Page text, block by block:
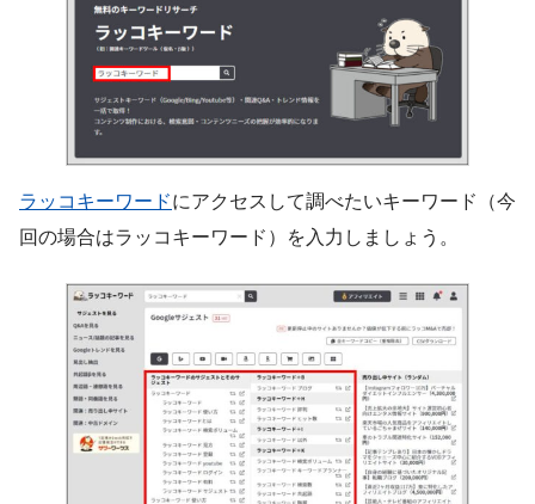
ラッコキーワードにアクセスして調べたいキーワード（今
回の場合はラッコキーワード）を入力しましょう。